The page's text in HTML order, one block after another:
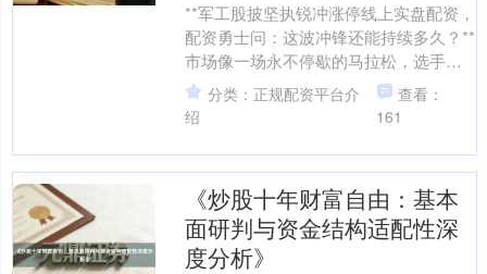
**军工股披坚执锐冲涨停线上实盘配资，
配资勇士问：这波冲锋还能持续多久？**
市场像一场永不停歇的马拉松，选手们
时而并肩冲刺，时而调整呼吸。最近，
军工板块的选手....
分类：正规配资平台介
绍
查看：
161
《炒股十年财富自由：基本
面研判与资金结构适配性深
度分析》